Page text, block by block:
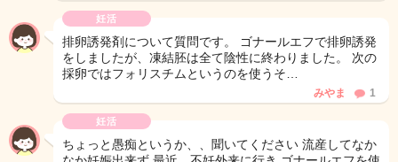
妊活
排卵誘発剤について質問です。 ゴナールエフで排卵誘発
をしましたが、凍結胚は全て陰性に終わりました。 次の
採卵ではフォリスチムというのを使うそ…
みやま 1
妊活
ちょっと愚痴というか、、聞いてください 流産してなか